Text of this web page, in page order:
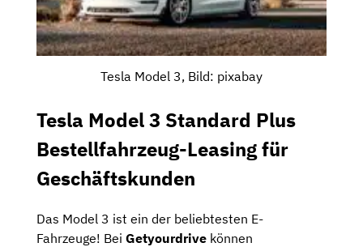
Tesla Model 3, Bild: pixabay
Tesla Model 3 Standard Plus
Bestellfahrzeug-Leasing für
Geschäftskunden
Das Model 3 ist ein der beliebtesten E-
Fahrzeuge! Bei Getyourdrive können